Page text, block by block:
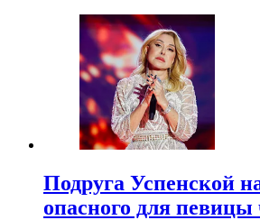
Подруга Успенской
опасного для певицы